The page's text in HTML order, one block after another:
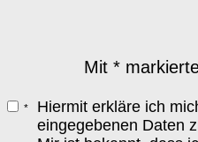
Mit *
*
Hiermit erkläre ich
eingegebenen Daten